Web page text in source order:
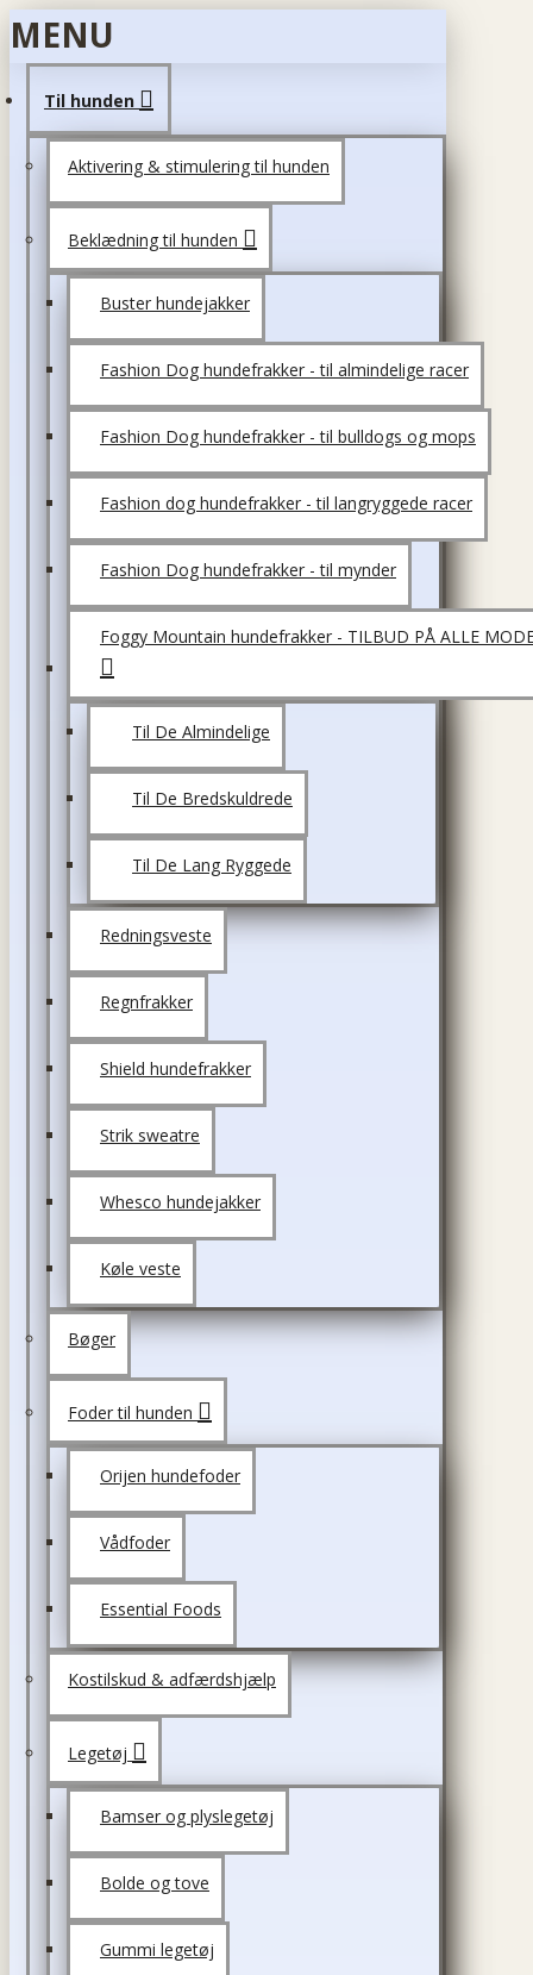
MENU
Til hunden
Aktivering & stimulering til hunden
Beklædning til hunden
Buster hundejakker
Fashion Dog hundefrakker - til almindelige racer
Fashion Dog hundefrakker - til bulldogs og mops
Fashion dog hundefrakker - til langryggede racer
Fashion Dog hundefrakker - til mynder
Foggy Mountain hundefrakker - TILBUD PÅ ALLE
Til De Almindelige
Til De Bredskuldrede
Til De Lang Ryggede
Redningsveste
Regnfrakker
Shield hundefrakker
Strik sweatre
Whesco hundejakker
Køle veste
Bøger
Foder til hunden
Orijen hundefoder
Vådfoder
Essential Foods
Kostilskud & adfærdshjælp
Legetøj
Bamser og plyslegetøj
Bolde og tove
Gummi legetøj